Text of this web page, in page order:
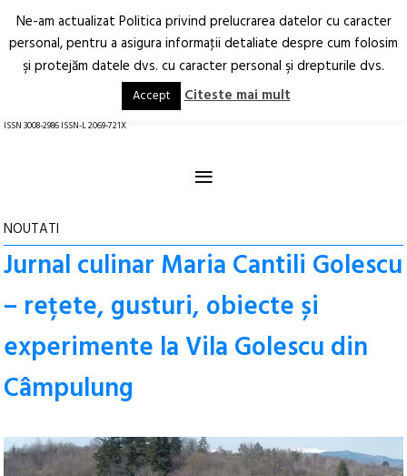
Arhitectură.
Oraș.
RO EN
ISSN 3008-2986 ISSN-L 2069-721X
≡
NOUTATI
Jurnal culinar Maria Cantili Golescu
– rețete, gusturi, obiecte și
experimente la Vila Golescu din
Câmpulung
Ne-am actualizat Politica privind prelucrarea datelor cu caracter
personal, pentru a asigura informaţii detaliate despre cum folosim
şi protejăm datele dvs. cu caracter personal şi drepturile dvs.
Accept Citeste mai mult